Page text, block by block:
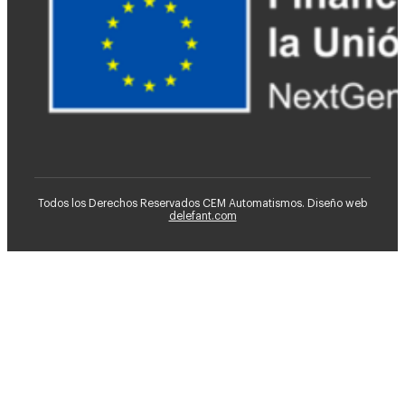
Todos los Derechos Reservados CEM Automatismos. Diseño web
delefant.com